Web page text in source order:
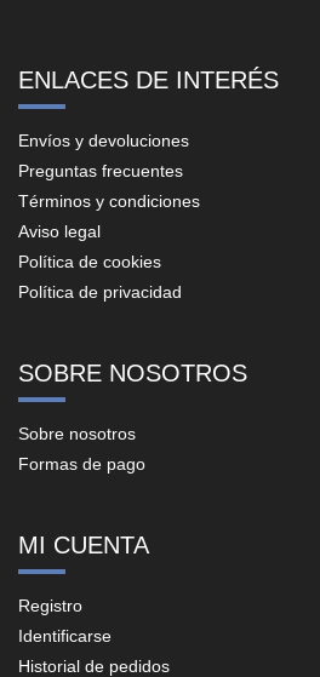
ENLACES DE INTERÉS
Envíos y devoluciones
Preguntas frecuentes
Términos y condiciones
Aviso legal
Política de cookies
Política de privacidad
SOBRE NOSOTROS
Sobre nosotros
Formas de pago
MI CUENTA
Registro
Identificarse
Historial de pedidos